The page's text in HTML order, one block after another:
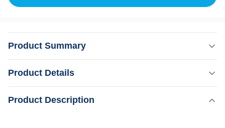
Product Summary
कृपया पूछताछ भेजें! यह मशीनहल्का वजन! उत्पादों का वर्णन एंड्रॉयड
Product Details
प्रमुखता देना: 808nm कोल्ड लेजर हेयर रिमूवल मशीन
Product Description